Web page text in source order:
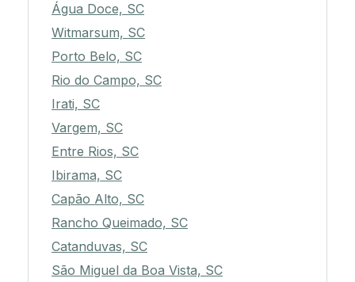
Água Doce, SC
Witmarsum, SC
Porto Belo, SC
Rio do Campo, SC
Irati, SC
Vargem, SC
Entre Rios, SC
Ibirama, SC
Capão Alto, SC
Rancho Queimado, SC
Catanduvas, SC
São Miguel da Boa Vista, SC